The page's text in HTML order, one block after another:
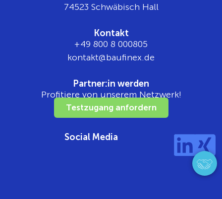
74523 Schwäbisch Hall
Kontakt
+49 800 8 000805
ed.xe
nifua
b@tka
tnok
Partner:in werden
Profitiere von unserem Netzwerk!
Testzugang anfordern
Social Media